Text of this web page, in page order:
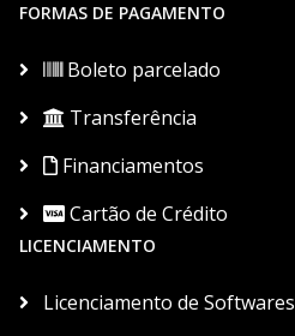
FORMAS DE PAGAMENTO
Boleto parcelado
Transferência
Financiamentos
Cartão de Crédito
LICENCIAMENTO
Licenciamento de Softwares